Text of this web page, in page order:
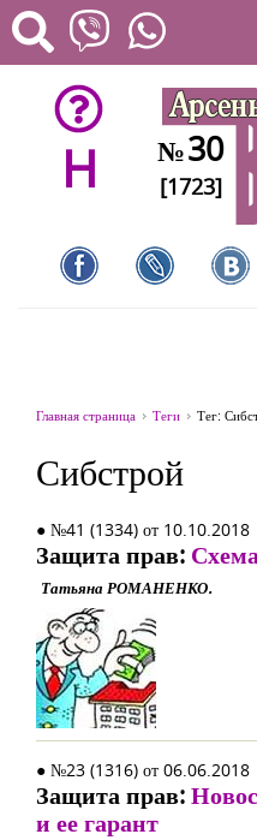
H №30
[1723]
Главная страница Теги Тег:
Сибстрой
● №41 (1334) от 10.10.2018
Защита прав:
Татьяна РОМАНЕНКО.
● №23 (1316) от 06.06.2018
Защита прав:
и ее гарант